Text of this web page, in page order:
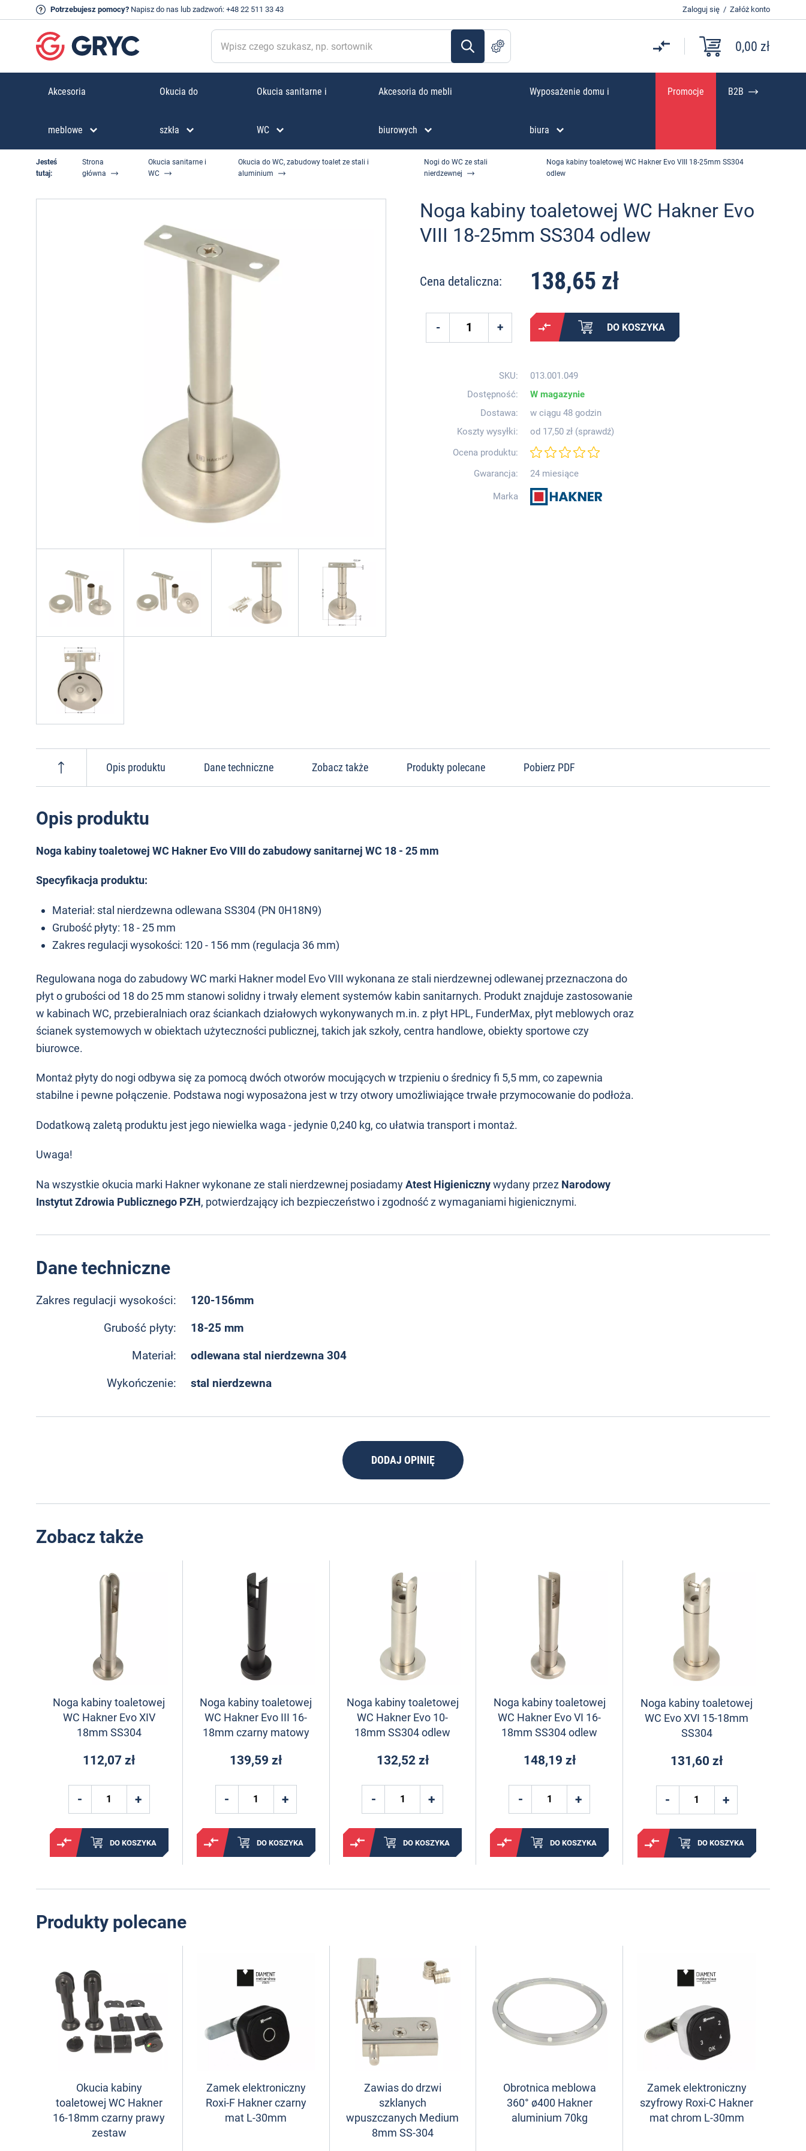
Potrzebujesz pomocy? Napisz do nas lub zadzwoń: +48 22 511 33 43 Zaloguj się / Załóż konto
0,00 zł
Akcesoria
meblowe
Okucia do
szkła
Okucia sanitarne i
WC
Akcesoria do mebli
biurowych
Wyposażenie domu i
biura
Promocje B2B
Jesteś
tutaj:
Strona
główna
Okucia sanitarne i
WC
Okucia do WC, zabudowy toalet ze stali i
aluminium
Nogi do WC ze stali
nierdzewnej
Noga kabiny toaletowej WC Hakner Evo VIII 18-25mm SS304
odlew
Noga kabiny toaletowej WC Hakner Evo
VIII 18-25mm SS304 odlew
Cena detaliczna: 138,65 zł
DO KOSZYKA
SKU:
013.001.049
Dostępność:
W magazynie
Dostawa:
w ciągu 48 godzin
Koszty wysyłki:
od 17,50 zł (sprawdź)
Ocena produktu:
Gwarancja:
24 miesiące
Marka
Opis produktu Dane techniczne Zobacz także Produkty polecane Pobierz PDF
Opis produktu
Noga kabiny toaletowej WC Hakner Evo VIII do zabudowy sanitarnej WC 18 - 25 mm
Specyfikacja produktu:
Materiał: stal nierdzewna odlewana SS304 (PN 0H18N9)
Grubość płyty: 18 - 25 mm
Zakres regulacji wysokości: 120 - 156 mm (regulacja 36 mm)
Regulowana noga do zabudowy WC marki Hakner model Evo VIII wykonana ze stali nierdzewnej odlewanej przeznaczona do
płyt o grubości od 18 do 25 mm stanowi solidny i trwały element systemów kabin sanitarnych. Produkt znajduje zastosowanie
w kabinach WC, przebieralniach oraz ściankach działowych wykonywanych m.in. z płyt HPL, FunderMax, płyt meblowych oraz
ścianek systemowych w obiektach użyteczności publicznej, takich jak szkoły, centra handlowe, obiekty sportowe czy
biurowce.
Montaż płyty do nogi odbywa się za pomocą dwóch otworów mocujących w trzpieniu o średnicy fi 5,5 mm, co zapewnia
stabilne i pewne połączenie. Podstawa nogi wyposażona jest w trzy otwory umożliwiające trwałe przymocowanie do podłoża.
Dodatkową zaletą produktu jest jego niewielka waga - jedynie 0,240 kg, co ułatwia transport i montaż.
Uwaga!
Na wszystkie okucia marki Hakner wykonane ze stali nierdzewnej posiadamyAtest Higienicznywydany przez Narodowy
Instytut Zdrowia Publicznego PZH, potwierdzający ich bezpieczeństwo i zgodność z wymaganiami higienicznymi.
Dane techniczne
Zakres regulacji wysokości: 120-156mm
Grubość płyty: 18-25 mm
Materiał: odlewana stal nierdzewna 304
Wykończenie: stal nierdzewna
DODAJ OPINIĘ
Zobacz także
Noga kabiny toaletowej
WC Hakner Evo XIV
18mm SS304
112,07 zł
DO KOSZYKA
Noga kabiny toaletowej
WC Hakner Evo III 16-
18mm czarny matowy
139,59 zł
DO KOSZYKA
Noga kabiny toaletowej
WC Hakner Evo 10-
18mm SS304 odlew
132,52 zł
DO KOSZYKA
Noga kabiny toaletowej
WC Hakner Evo VI 16-
18mm SS304 odlew
148,19 zł
DO KOSZYKA
Noga kabiny toaletowej
WC Evo XVI 15-18mm
SS304
131,60 zł
DO KOSZYKA
Produkty polecane
Okucia kabiny
toaletowej WC Hakner
16-18mm czarny prawy
zestaw
Zamek elektroniczny
Roxi-F Hakner czarny
mat L-30mm
Zawias do drzwi
szklanych
wpuszczanych Medium
8mm SS-304
Obrotnica meblowa
360° ø400 Hakner
aluminium 70kg
Zamek elektroniczny
szyfrowy Roxi-C Hakner
mat chrom L-30mm